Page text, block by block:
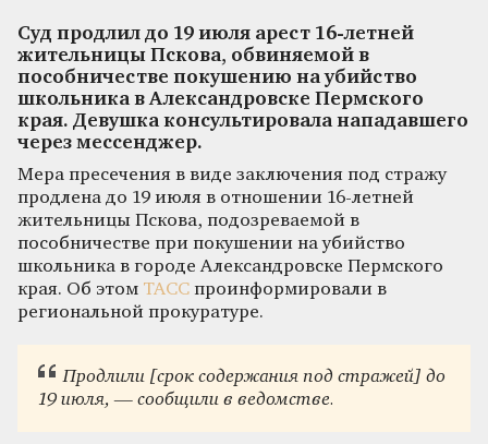
Суд продлил до 19 июля арест 16-летней
жительницы Пскова, обвиняемой в
пособничестве покушению на убийство
школьника в Александровске Пермского
края. Девушка консультировала нападавшего
через мессенджер.
Мера пресечения в виде заключения под стражу
продлена до 19 июля в отношении 16-летней
жительницы Пскова, подозреваемой в
пособничестве при покушении на убийство
школьника в городе Александровске Пермского
края. Об этом ТАСС проинформировали в
региональной прокуратуре.
Продлили [срок содержания под стражей] до
19 июля, — сообщили в ведомстве.